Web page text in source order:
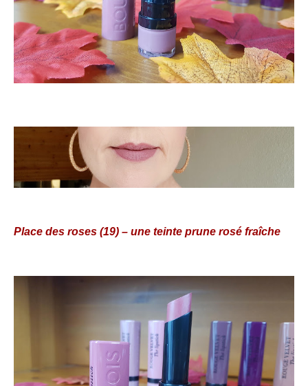
Place des roses (19) – une teinte prune rosé fraîche